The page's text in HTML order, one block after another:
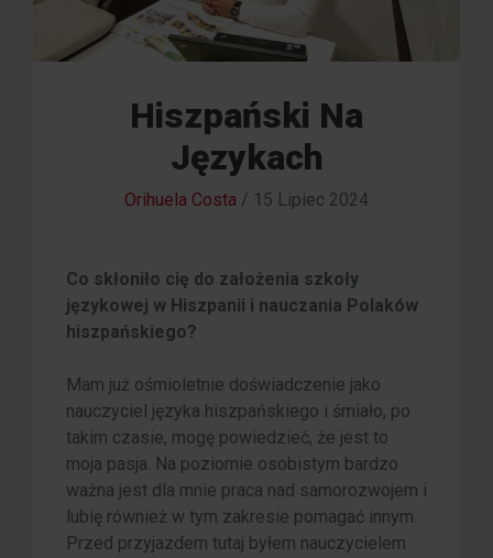
Hiszpański Na
Językach
Orihuela Costa / 15 Lipiec 2024
Co skłoniło cię do założenia szkoły
językowej w Hiszpanii i nauczania Polaków
hiszpańskiego?
Mam już ośmioletnie doświadczenie jako
nauczyciel języka hiszpańskiego i śmiało, po
takim czasie, mogę powiedzieć, że jest to
moja pasja. Na poziomie osobistym bardzo
ważna jest dla mnie praca nad samorozwojem i
lubię również w tym zakresie pomagać innym.
Przed przyjazdem tutaj byłem nauczycielem